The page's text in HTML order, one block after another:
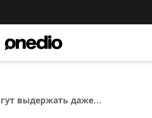
выдержать даже